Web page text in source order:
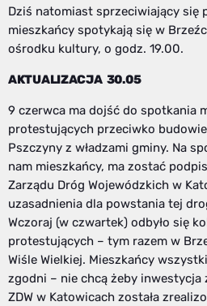
Dziś natomiast sprzeciwiający się
mieszkańcy spotykają się w
ośrodku kultury, o godz. 19.00.
AKTUALIZACJA 30.05
9 czerwca ma dojść do spotkania
protestujących przeciwko
Pszczyny z władzami gminy. Na
nam mieszkańcy, ma zostać
Zarządu Dróg Wojewódzkich w
uzasadnienia dla powstania tej
Wczoraj (w czwartek) odbyło się
protestujących – tym razem w
Wiśle Wielkiej. Mieszkańcy
zgodni – nie chcą żeby inwestycja
ZDW w Katowicach została